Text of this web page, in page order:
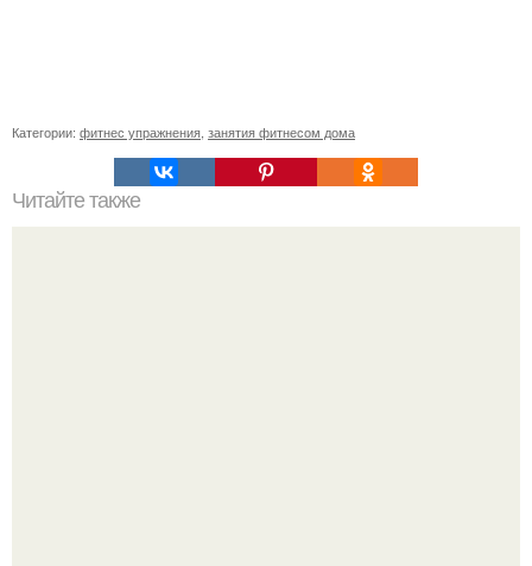
Категории: фитнес упражнения, занятия фитнесом дома
Читайте также